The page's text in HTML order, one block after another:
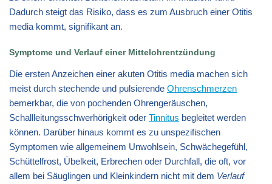
Dadurch steigt das Risiko, dass es zum Ausbruch einer Otitis
media kommt, signifikant an.
Symptome und Verlauf einer Mittelohrentzündung
Die ersten Anzeichen einer akuten Otitis media machen sich
meist durch stechende und pulsierende Ohrenschmerzen
bemerkbar, die von pochenden Ohrengeräuschen,
Schallleitungsschwerhörigkeit oder Tinnitus begleitet werden
können. Darüber hinaus kommt es zu unspezifischen
Symptomen wie allgemeinem Unwohlsein, Schwächegefühl,
Schüttelfrost, Übelkeit, Erbrechen oder Durchfall, die oft, vor
allem bei Säuglingen und Kleinkindern nicht mit dem Verlauf